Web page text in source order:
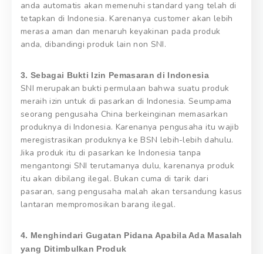
anda automatis akan memenuhi standard yang telah di
tetapkan di Indonesia. Karenanya customer akan lebih
merasa aman dan menaruh keyakinan pada produk
anda, dibandingi produk lain non SNI.
3. Sebagai Bukti Izin Pemasaran di Indonesia
SNI merupakan bukti permulaan bahwa suatu produk
meraih izin untuk di pasarkan di Indonesia. Seumpama
seorang pengusaha China berkeinginan memasarkan
produknya di Indonesia. Karenanya pengusaha itu wajib
meregistrasikan produknya ke BSN lebih-lebih dahulu.
Jika produk itu di pasarkan ke Indonesia tanpa
mengantongi SNI terutamanya dulu, karenanya produk
itu akan dibilang ilegal. Bukan cuma di tarik dari
pasaran, sang pengusaha malah akan tersandung kasus
lantaran mempromosikan barang ilegal.
4. Menghindari Gugatan Pidana Apabila Ada Masalah
yang Ditimbulkan Produk